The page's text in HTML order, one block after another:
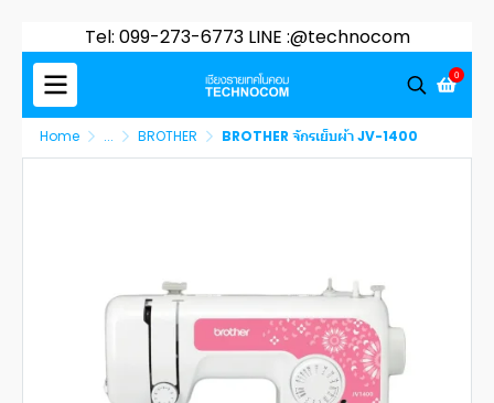
Tel: 099-273-6773 LINE :@technocom
0
Home ... BROTHER BROTHER จักรเย็บผ้า JV-1400